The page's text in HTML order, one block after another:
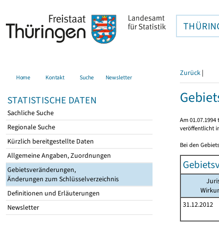
Home Kontakt Suche Newsletter
STATISTISCHE DATEN
Sachliche Suche
Regionale Suche
Kürzlich bereitgestellte Daten
Allgemeine Angaben, Zuordnungen
Gebietsveränderungen,
Änderungen zum Schlüsselverzeichnis
Definitionen und Erläuterungen
Newsletter
Zurück |
Am
veröffentlicht
Bei den
31.12.2012